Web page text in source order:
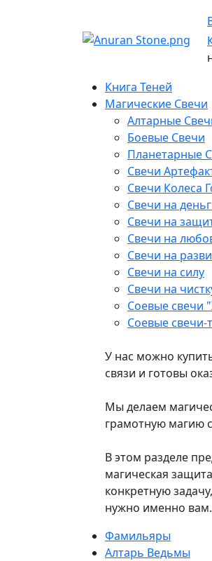
Книга Теней
Магические Свечи
Алтарные
Боевые Свечи
Планетарные
Свечи
Свечи Колеса
Свечи на
Свечи на
Свечи на
Свечи на
Свечи на силу
Свечи на
Соевые свечи
Соевые свечи-
У нас можно
связи и готовы
Мы делаем
грамотную магию
В этом разделе
магическая
конкретную
нужно именно вам.
Фамильяры
Алтарь Ведьмы